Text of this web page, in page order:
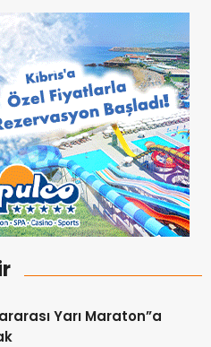
Yarı Maraton”a